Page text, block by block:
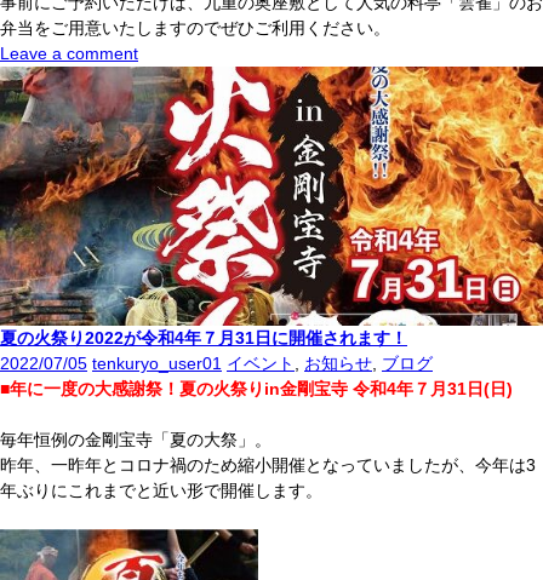
弁当をご用意いたしますのでぜひご利用ください。
Leave a comment
夏の火祭り2022が令和4年７月31日に開催されます！
2022/07/05 tenkuryo_user01 イベント お知らせ ブログ
■年に一度の大感謝祭！夏の火祭りin金剛宝寺 令和4年７月31日(日)
毎年恒例の金剛宝寺「夏の大祭」。
昨年、一昨年とコロナ禍のため縮小開催となっていましたが、今年は3
年ぶりにこれまでと近い形で開催します。